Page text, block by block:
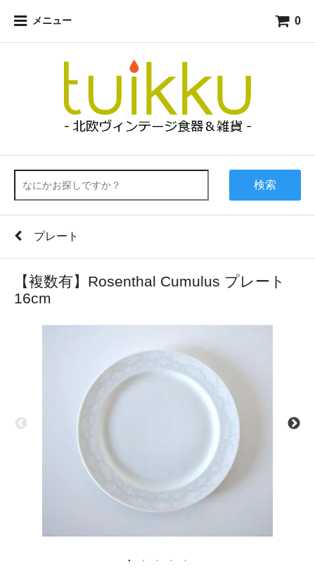
メニュー 0
検索
プレート
【複数有】Rosenthal Cumulus プレート
16cm